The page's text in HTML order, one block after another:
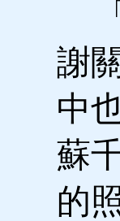
「
謝
中
蘇
的